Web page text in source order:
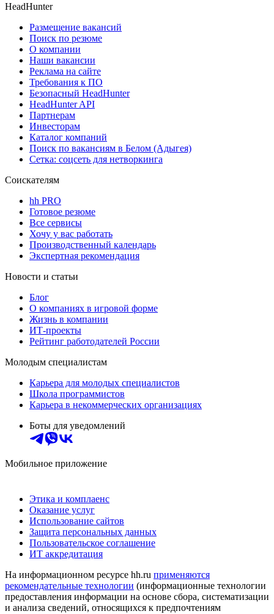
HeadHunter
Размещение вакансий
Поиск по резюме
О компании
Наши вакансии
Реклама на сайте
Требования к ПО
Безопасный HeadHunter
HeadHunter API
Партнерам
Инвесторам
Каталог компаний
Поиск по вакансиям в Белом (Адыгея)
Сетка: соцсеть для нетворкинга
Соискателям
hh PRO
Готовое резюме
Все сервисы
Хочу у вас работать
Производственный календарь
Экспертная рекомендация
Новости и статьи
Блог
О компаниях в игровой форме
Жизнь в компании
ИТ-проекты
Рейтинг работодателей России
Молодым специалистам
Карьера для молодых специалистов
Школа программистов
Карьера в некоммерческих организациях
Боты для уведомлений
Мобильное приложение
Этика и комплаенс
Оказание услуг
Использование сайтов
Защита персональных данных
Пользовательское соглашение
ИТ аккредитация
На информационном ресурсе hh.ru применяются
рекомендательные технологии (информационные технологии
предоставления информации на основе сбора, систематизации
и анализа сведений, относящихся к предпочтениям